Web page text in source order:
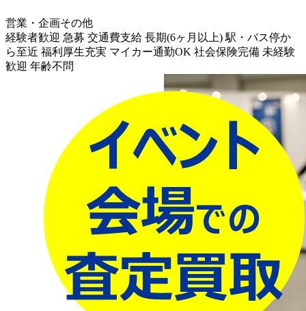
営業・企画その他
経験者歓迎 急募 交通費支給 長期(6ヶ月以上) 駅・バス停か
ら至近 福利厚生充実 マイカー通勤OK 社会保険完備 未経験
歓迎 年齢不問